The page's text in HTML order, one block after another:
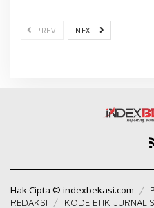
PREV NEXT
Hak Cipta © indexbekasi.com
REDAKSI
KODE ETIK